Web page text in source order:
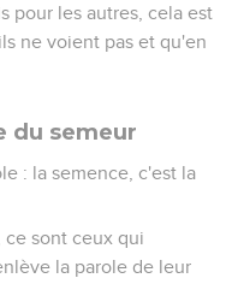
pour les autres, cela est
ne voient pas et qu'en
du semeur
: la semence, c'est la
sont ceux qui
la parole de leur